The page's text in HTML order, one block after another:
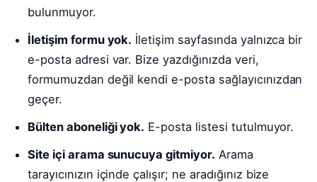
bulunmuyor.
İletişim formu yok. İletişim sayfasında yalnızca bir
e-posta adresi var. Bize yazdığınızda veri,
formumuzdan değil kendi e-posta sağlayıcınızdan
geçer.
Bülten aboneliği yok. E-posta listesi tutulmuyor.
Site içi arama sunucuya gitmiyor. Arama
tarayıcınızın içinde çalışır; ne aradığınız bize